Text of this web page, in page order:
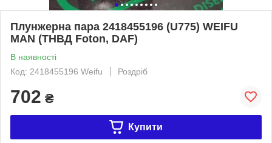
Плунжерна пара 2418455196 (U775) WEIFU
MAN (ТНВД Foton, DAF)
В наявності
Код: 2418455196 Weifu
Роздріб
702 ₴
Купити